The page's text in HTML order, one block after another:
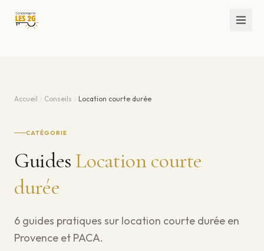
Accueil Conseils Location courte durée
CATÉGORIE
Guides Location courte
durée
6 guides pratiques sur location courte durée en
Provence et PACA.